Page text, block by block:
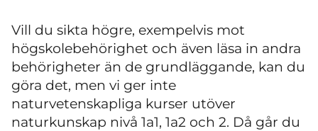
Vill du sikta högre, exempelvis mot
högskolebehörighet och även läsa in andra
behörigheter än de grundläggande, kan du
göra det, men vi ger inte
naturvetenskapliga kurser utöver
naturkunskap nivå 1a1, 1a2 och 2. Då går du